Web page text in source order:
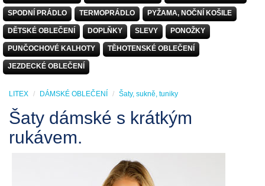
SPODNÍ PRÁDLO TERMOPRÁDLO PYŽAMA, NOČNÍ KOŠILE
DĚTSKÉ OBLEČENÍ DOPLŇKY SLEVY PONOŽKY
PUNČOCHOVÉ KALHOTY TĚHOTENSKÉ OBLEČENÍ
JEZDECKÉ OBLEČENÍ
LITEX DÁMSKÉ OBLEČENÍ Šaty, sukně, tuniky
Šaty dámské s krátkým
rukávem.